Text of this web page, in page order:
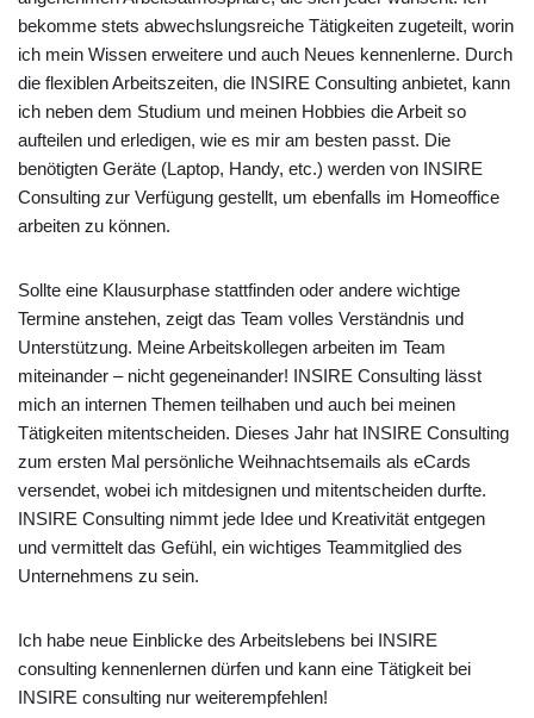
bekomme stets abwechslungsreiche Tätigkeiten zugeteilt, worin
ich mein Wissen erweitere und auch Neues kennenlerne. Durch
die flexiblen Arbeitszeiten, die INSIRE Consulting anbietet, kann
ich neben dem Studium und meinen Hobbies die Arbeit so
aufteilen und erledigen, wie es mir am besten passt. Die
benötigten Geräte (Laptop, Handy, etc.) werden von INSIRE
Consulting zur Verfügung gestellt, um ebenfalls im Homeoffice
arbeiten zu können.
Sollte eine Klausurphase stattfinden oder andere wichtige
Termine anstehen, zeigt das Team volles Verständnis und
Unterstützung. Meine Arbeitskollegen arbeiten im Team
miteinander – nicht gegeneinander! INSIRE Consulting lässt
mich an internen Themen teilhaben und auch bei meinen
Tätigkeiten mitentscheiden. Dieses Jahr hat INSIRE Consulting
zum ersten Mal persönliche Weihnachtsemails als eCards
versendet, wobei ich mitdesignen und mitentscheiden durfte.
INSIRE Consulting nimmt jede Idee und Kreativität entgegen
und vermittelt das Gefühl, ein wichtiges Teammitglied des
Unternehmens zu sein.
Ich habe neue Einblicke des Arbeitslebens bei INSIRE
consulting kennenlernen dürfen und kann eine Tätigkeit bei
INSIRE consulting nur weiterempfehlen!